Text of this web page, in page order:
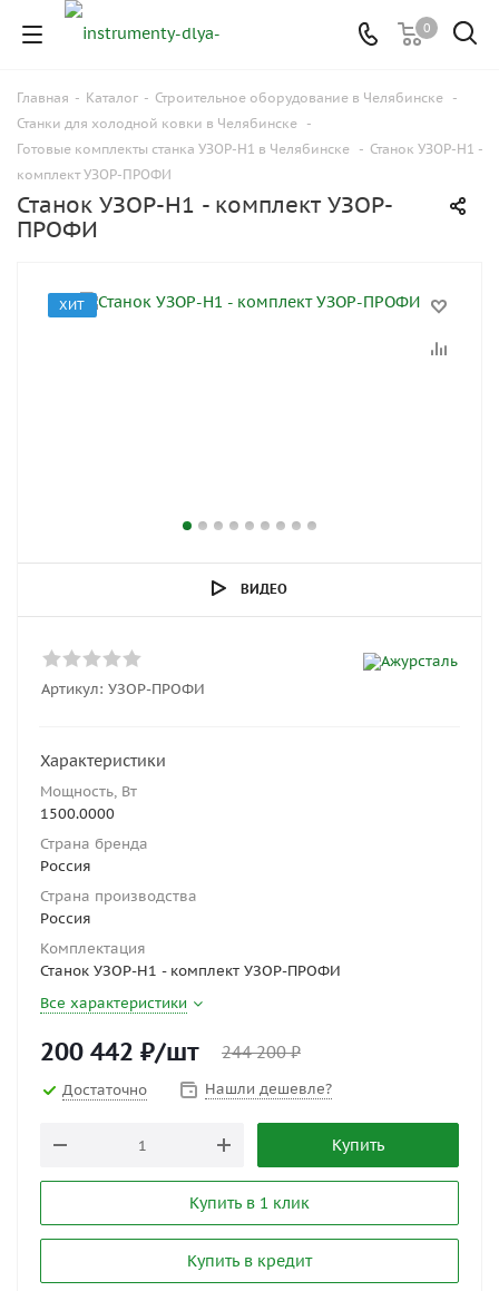
0
Главная - Каталог - Строительное оборудование в Челябинске -
Станки для холодной ковки в Челябинске -
Готовые комплекты станка УЗОР-Н1 в Челябинске - Станок УЗОР-Н1 -
комплект УЗОР-ПРОФИ
Станок УЗОР-Н1 - комплект УЗОР-
ПРОФИ
ХИТ
ВИДЕО
Артикул: УЗОР-ПРОФИ
Характеристики
Мощность, Вт
1500.0000
Страна бренда
Россия
Страна производства
Россия
Комплектация
Станок УЗОР-Н1 - комплект УЗОР-ПРОФИ
Все характеристики
200 442 ₽/шт 244 200₽
Достаточно Нашли дешевле?
Купить
Купить в 1 клик
Купить в кредит